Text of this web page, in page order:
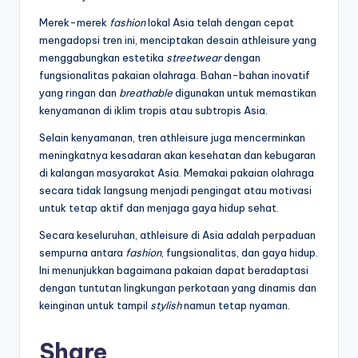
Merek-merek fashionlokal Asia telah dengan cepat
mengadopsi tren ini, menciptakan desain athleisure yang
menggabungkan estetika streetweardengan
fungsionalitas pakaian olahraga. Bahan-bahan inovatif
yang ringan dan breathabledigunakan untuk memastikan
kenyamanan di iklim tropis atau subtropis Asia.
Selain kenyamanan, tren athleisure juga mencerminkan
meningkatnya kesadaran akan kesehatan dan kebugaran
di kalangan masyarakat Asia. Memakai pakaian olahraga
secara tidak langsung menjadi pengingat atau motivasi
untuk tetap aktif dan menjaga gaya hidup sehat.
Secara keseluruhan, athleisure di Asia adalah perpaduan
sempurna antara fashion, fungsionalitas, dan gaya hidup.
Ini menunjukkan bagaimana pakaian dapat beradaptasi
dengan tuntutan lingkungan perkotaan yang dinamis dan
keinginan untuk tampil stylishnamun tetap nyaman.
Share